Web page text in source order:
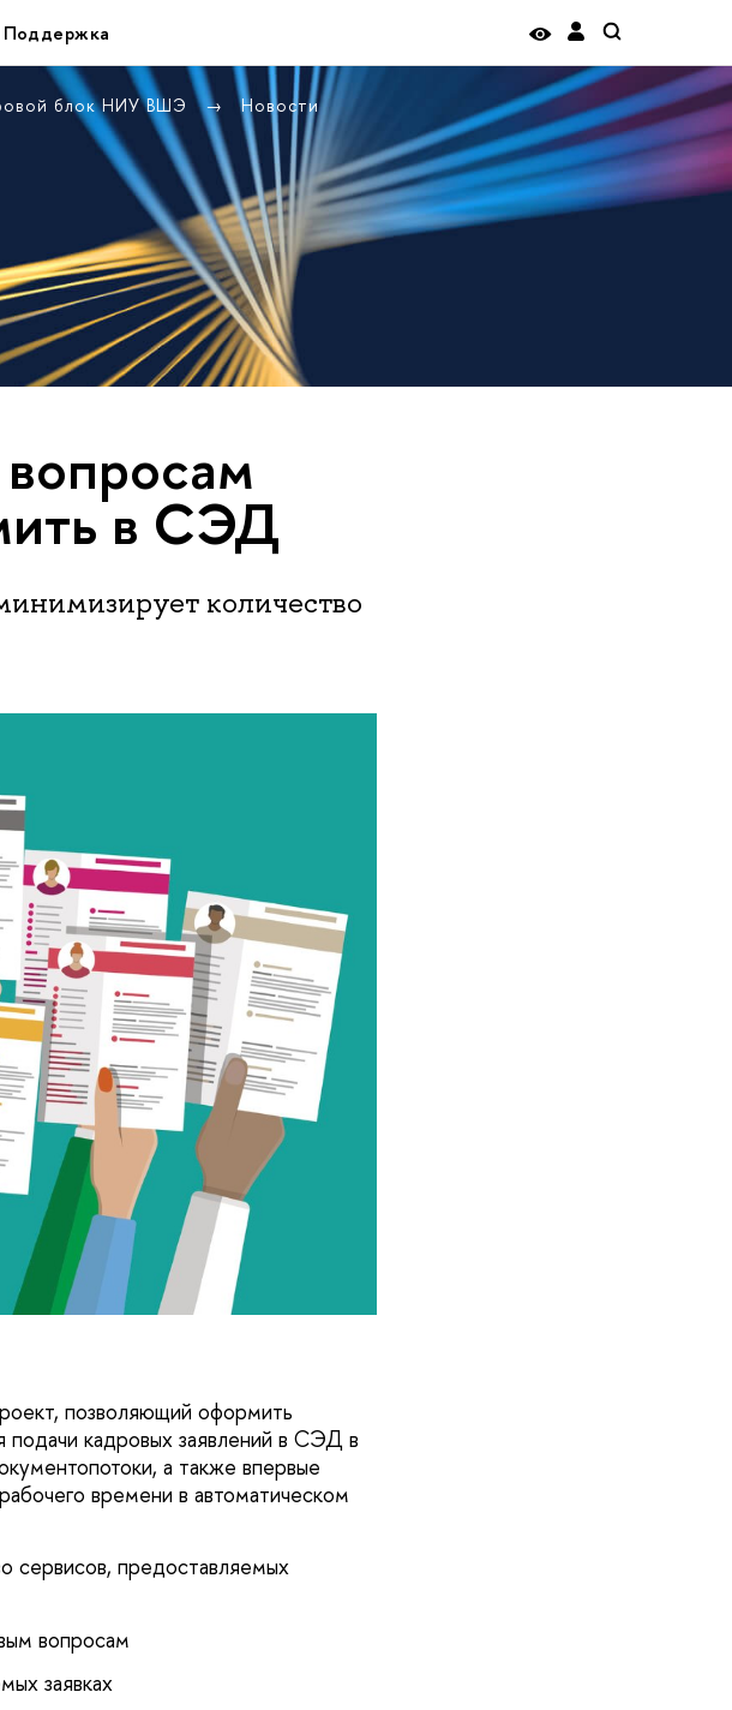
Поддержка
блок НИУ ВШЭ Новости
в СЭД
количество
позволяющий оформить
подачи кадровых заявлений в СЭД в
а также впервые
времени в автоматическом
сервисов, предоставляемых
вопросам
заявках